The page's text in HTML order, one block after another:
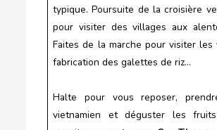
typique. Poursuite de la croisière
pour visiter des villages aux
Faites de la marche pour visiter les
fabrication des galettes de riz…
Halte pour vous reposer,
vietnamien et déguster les